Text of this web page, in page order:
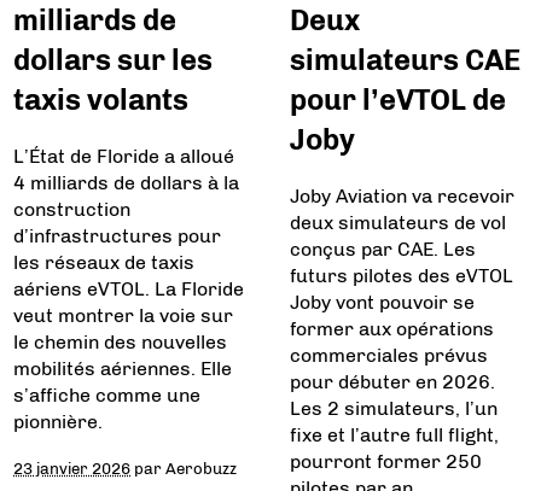
milliards de
dollars sur les
taxis volants
L’État de Floride a alloué
4 milliards de dollars à la
construction
d’infrastructures pour
les réseaux de taxis
aériens eVTOL. La Floride
veut montrer la voie sur
le chemin des nouvelles
mobilités aériennes. Elle
s’affiche comme une
pionnière.
23 janvier 2026 parAerobuzz
Deux
simulateurs CAE
pour l’eVTOL de
Joby
Joby Aviation va recevoir
deux simulateurs de vol
conçus par CAE. Les
futurs pilotes des eVTOL
Joby vont pouvoir se
former aux opérations
commerciales prévus
pour débuter en 2026.
Les 2 simulateurs, l’un
fixe et l’autre full flight,
pourront former 250